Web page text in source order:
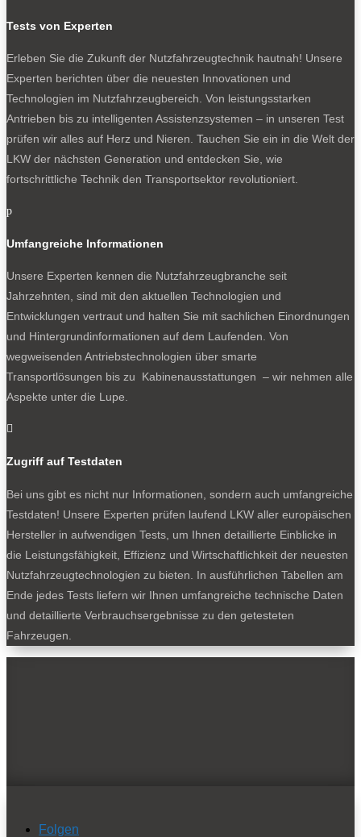
Tests von Experten
Erleben Sie die Zukunft der Nutzfahrzeugtechnik hautnah! Unsere
Experten berichten über die neuesten Innovationen und
Technologien im Nutzfahrzeugbereich. Von leistungsstarken
Antrieben bis zu intelligenten Assistenzsystemen – in unseren Test
prüfen wir alles auf Herz und Nieren. Tauchen Sie ein in die Welt der
LKW der nächsten Generation und entdecken Sie, wie
fortschrittliche Technik den Transportsektor revolutioniert.
p
Umfangreiche Informationen
Unsere Experten kennen die Nutzfahrzeugbranche seit
Jahrzehnten, sind mit den aktuellen Technologien und
Entwicklungen vertraut und halten Sie mit sachlichen Einordnungen
und Hintergrundinformationen auf dem Laufenden. Von
wegweisenden Antriebstechnologien über smarte
Transportlösungen bis zu Kabinenausstattungen – wir nehmen alle
Aspekte unter die Lupe.

Zugriff auf Testdaten
Bei uns gibt es nicht nur Informationen, sondern auch umfangreiche
Testdaten! Unsere Experten prüfen laufend LKW aller europäischen
Hersteller in aufwendigen Tests, um Ihnen detaillierte Einblicke in
die Leistungsfähigkeit, Effizienz und Wirtschaftlichkeit der neuesten
Nutzfahrzeugtechnologien zu bieten. In ausführlichen Tabellen am
Ende jedes Tests liefern wir Ihnen umfangreiche technische Daten
und detaillierte Verbrauchsergebnisse zu den getesteten
Fahrzeugen.
Folgen